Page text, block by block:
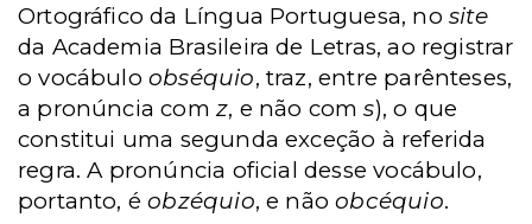
Ortográfico da Língua Portuguesa, no site
da Academia Brasileira de Letras, ao registrar
o vocábuloobséquio, traz, entre parênteses,
a pronúncia comz, e não coms), o que
constitui uma segunda exceção à referida
regra. A pronúncia oficial desse vocábulo,
portanto, éobzéquio, e nãoobcéquio.